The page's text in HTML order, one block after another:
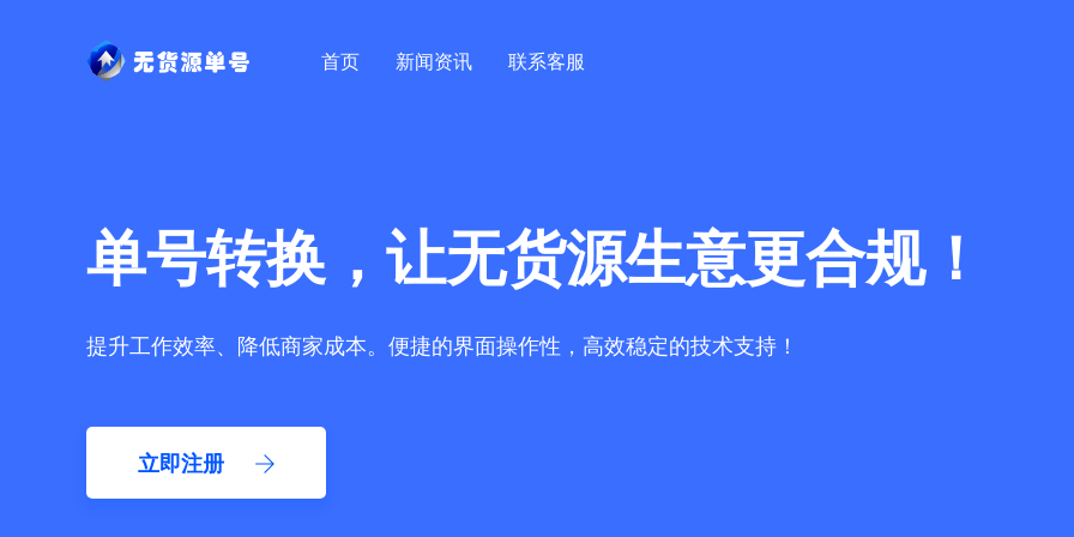
首页 新闻资讯 联系客服
单号转换，让无货源生意更合规！
提升工作效率、降低商家成本。便捷的界面操作性，高效稳定的技术支持！
立即注册